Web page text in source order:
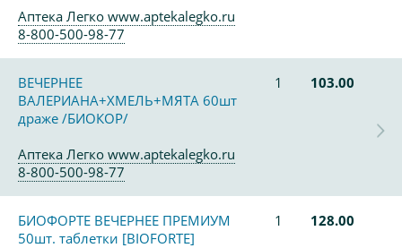
Аптека Легко www.aptekalegko.ru
8-800-500-98-77
ВЕЧЕРНЕЕ
ВАЛЕРИАНА+ХМЕЛЬ+МЯТА 60шт
драже /БИОКОР/
1 103.00
Аптека Легко www.aptekalegko.ru
8-800-500-98-77
БИОФОРТЕ ВЕЧЕРНЕЕ ПРЕМИУМ
50шт. таблетки [BIOFORTE]
1 128.00